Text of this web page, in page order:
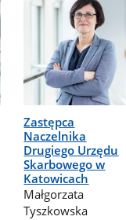
Zastępca
Naczelnika
Drugiego Urzędu
Skarbowego w
Katowicach
Małgorzata
Tyszkowska